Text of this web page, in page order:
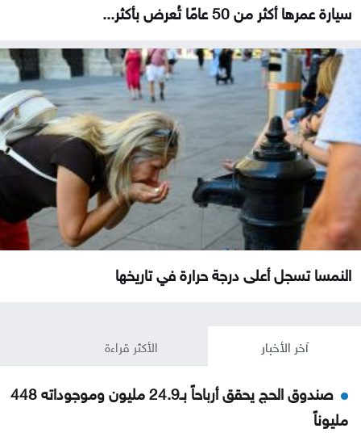
سيارة عمرها أكثر من 50 عامًا تُعرض بأكثر...
النمسا تسجل أعلى درجة حرارة في تاريخها
آخر الأخبار الأكثر قراءة
صندوق الحج يحقق أرباحاً بـ24.9 مليون وموجوداته 448
مليوناً